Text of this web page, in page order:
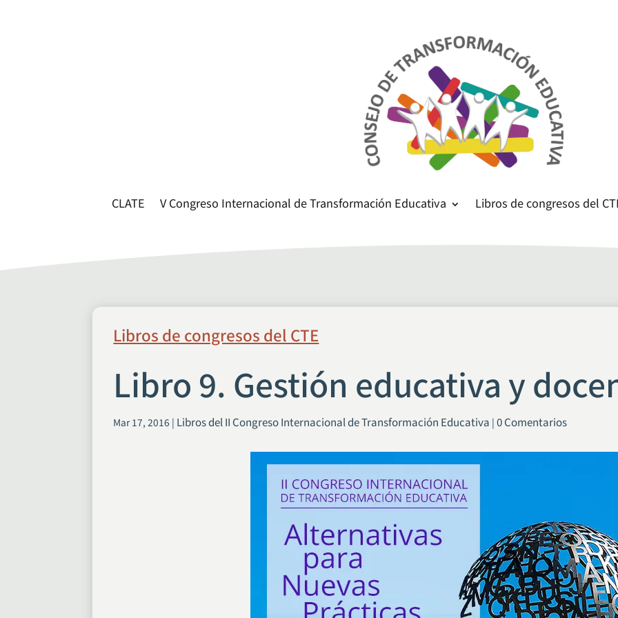
CLATE V Congreso Internacional de Transformación Educativa Libros de congresos del
Libros de congresos del CTE
Libro 9. Gestión educativa y
Mar 17, 2016 | Libros del II Congreso Internacional de Transformación Educativa |0 Comentarios